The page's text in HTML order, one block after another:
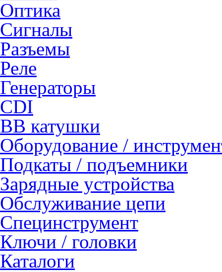
Оптика
Сигналы
Разъемы
Реле
Генераторы
CDI
ВВ катушки
Оборудование /
Подкаты / подъемники
Зарядные устройства
Обслуживание цепи
Специнструмент
Ключи / головки
Каталоги